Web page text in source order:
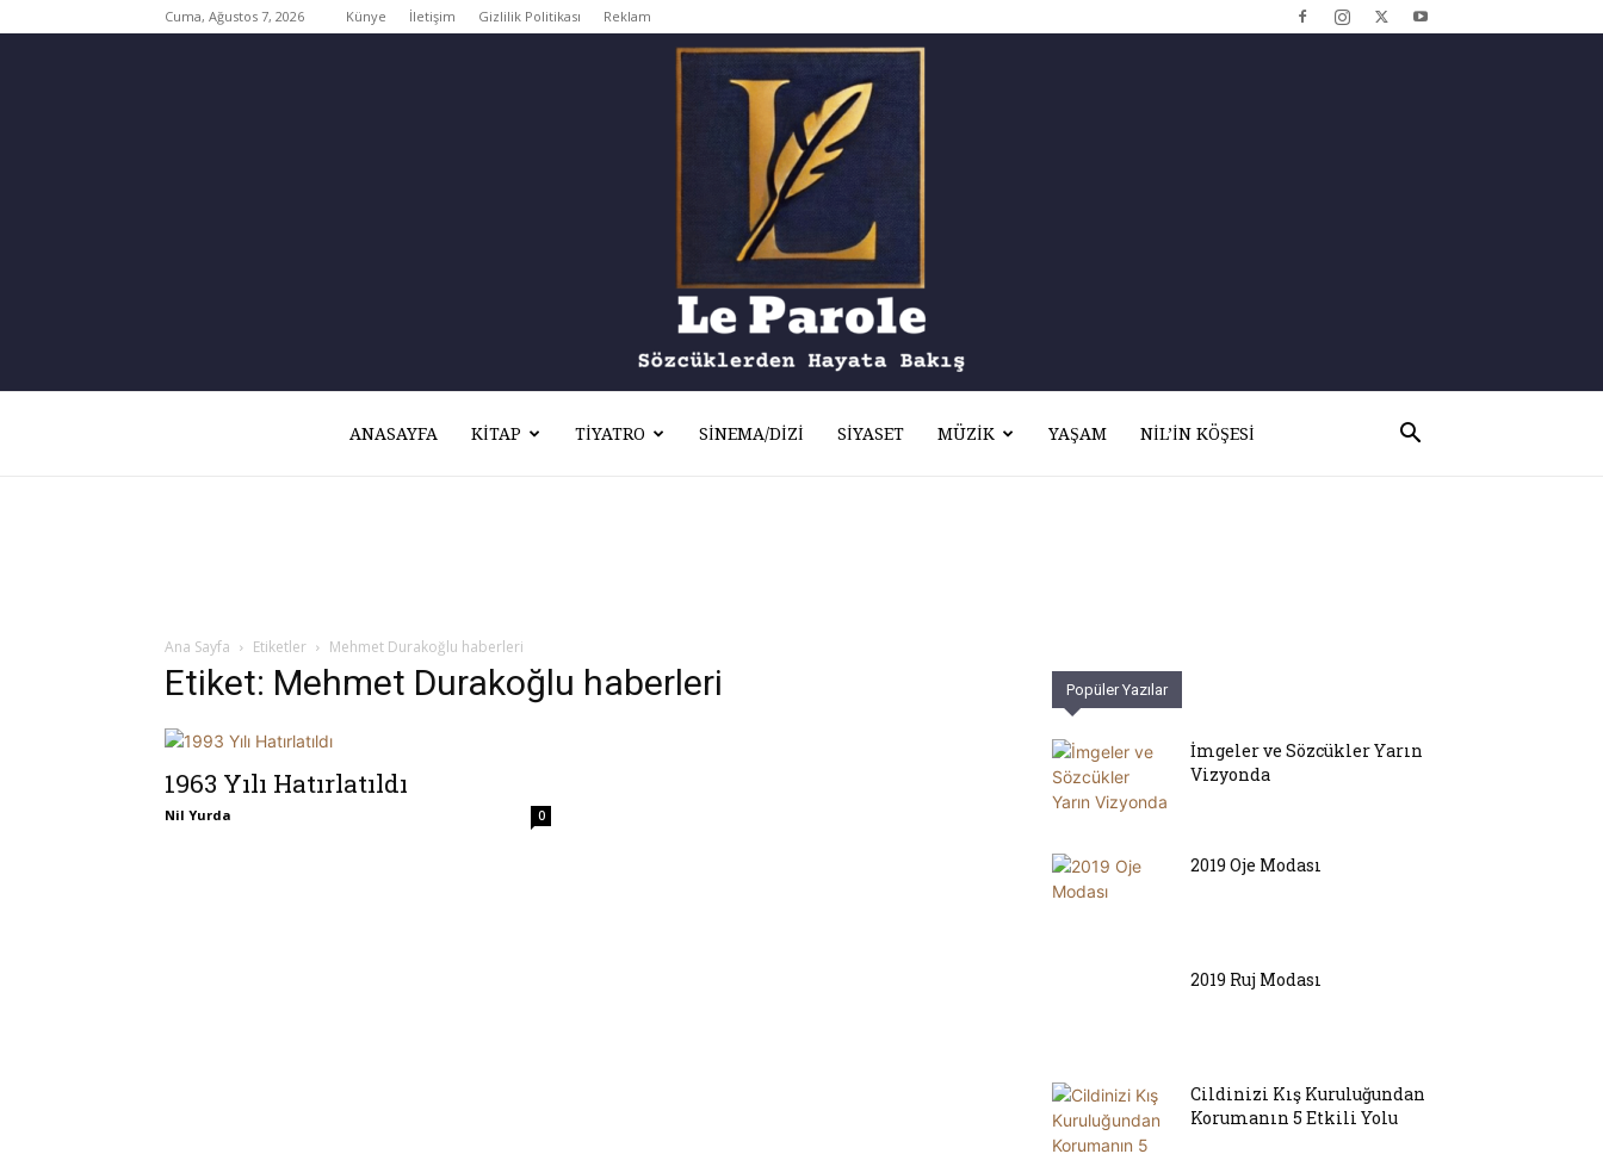
Cuma, Ağustos 7, 2026 Künye İletişim Gizlilik Politikası Reklam
ANASAYFA KITAP TIYATRO SINEMA/DIZI SIYASET MÜZIK YAŞAM NIL’IN KÖŞESI
Ana Sayfa Etiketler Mehmet Durakoğlu haberleri
Etiket: Mehmet Durakoğlu haberleri
1963 Yılı Hatırlatıldı
Nil Yurda 0
Popüler Yazılar
İmgeler ve Sözcükler Yarın
Vizyonda
2019 Oje Modası
2019 Ruj Modası
Cildinizi Kış Kuruluğundan
Korumanın 5 Etkili Yolu